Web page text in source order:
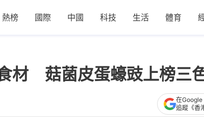
熱榜 國際 中國 科技 生活 體育
材 菇菌皮蛋蠔豉上榜三
在Google
追蹤《香